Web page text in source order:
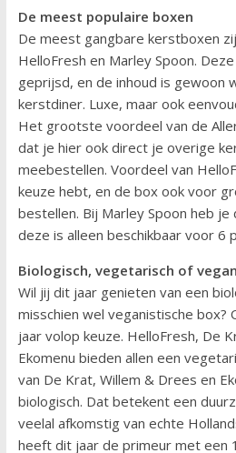
De meest populaire boxen
De meest gangbare kerstboxen
HelloFresh en Marley Spoon.
geprijsd, en de inhoud is gewoon
kerstdiner. Luxe, maar ook
Het grootste voordeel van de
dat je hier ook direct je overige
meebestellen. Voordeel van
keuze hebt, en de box ook voor
bestellen. Bij Marley Spoon heb je
deze is alleen beschikbaar voor 6
Biologisch, vegetarisch of
Wil jij dit jaar genieten van een
misschien wel veganistische box?
jaar volop keuze. HelloFresh, De
Ekomenu bieden allen een
van De Krat, Willem & Drees en
biologisch. Dat betekent een
veelal afkomstig van echte
heeft dit jaar de primeur met een